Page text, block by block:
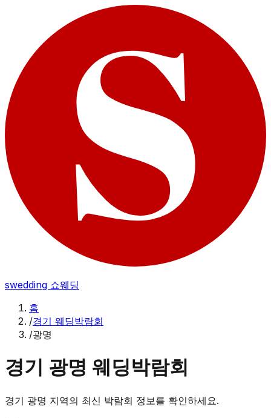
swedding 쇼웨딩
홈
/경기 웨딩박람회
/광명
경기 광명 웨딩박람회
경기 광명 지역의 최신 박람회 정보를 확인하세요.